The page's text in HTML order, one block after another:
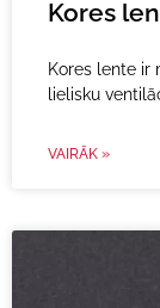
Kores
Kores lente ir
lielisku
VAIRĀK »